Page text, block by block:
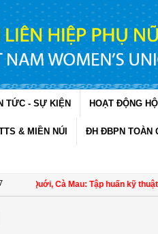
TỨC - SỰ KIỆN HOẠT ĐỘNG HỘI
& MIỀN NÚI ĐH ĐBPN TOÀN
Quới, Cà Mau: Tập huấn kỹ thuật kỹ